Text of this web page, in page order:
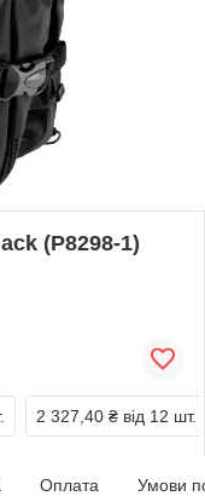
(P8298-1)
2 327,40 ₴ від 12 шт.
Оплата Умови